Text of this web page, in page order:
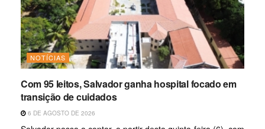
NOTÍCIAS
Com 95 leitos, Salvador ganha hospital focado em
transição de cuidados
6 DE AGOSTO DE 2026